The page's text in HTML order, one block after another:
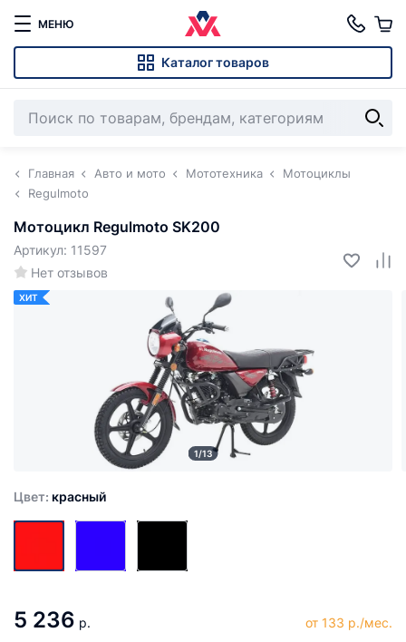
МЕНЮ
Каталог товаров
Главная Авто и мото Мототехника
Мотоциклы
Regulmoto
Мотоцикл Regulmoto SK200
Нет отзывов
Артикул: 11597
ХИТ
1/13
Цвет: красный
5 236 р. от 133 р./мес.